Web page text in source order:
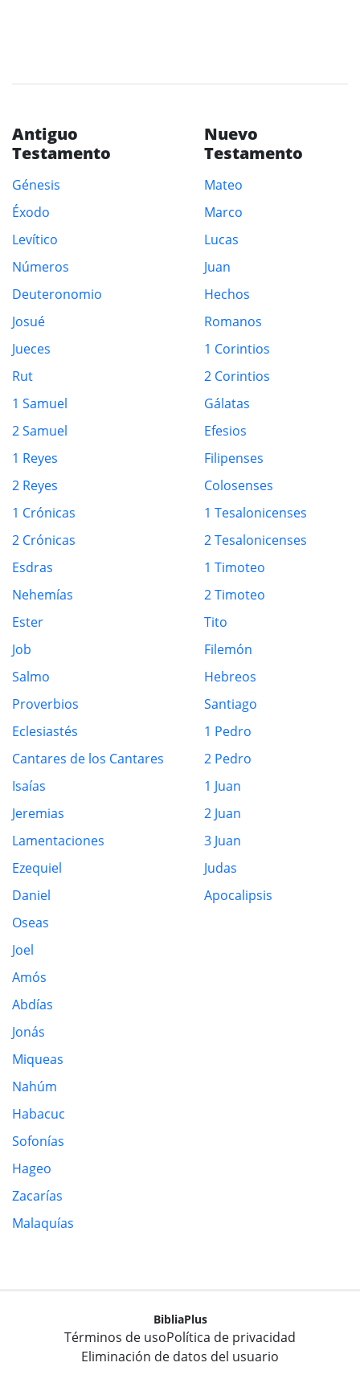
Antiguo
Testamento
Génesis
Éxodo
Levítico
Números
Deuteronomio
Josué
Jueces
Rut
1 Samuel
2 Samuel
1 Reyes
2 Reyes
1 Crónicas
2 Crónicas
Esdras
Nehemías
Ester
Job
Salmo
Proverbios
Eclesiastés
Cantares de los Cantares
Isaías
Jeremias
Lamentaciones
Ezequiel
Daniel
Oseas
Joel
Amós
Abdías
Jonás
Miqueas
Nahúm
Habacuc
Sofonías
Hageo
Zacarías
Malaquías
Nuevo
Testamento
Mateo
Marco
Lucas
Juan
Hechos
Romanos
1 Corintios
2 Corintios
Gálatas
Efesios
Filipenses
Colosenses
1 Tesalonicenses
2 Tesalonicenses
1 Timoteo
2 Timoteo
Tito
Filemón
Hebreos
Santiago
1 Pedro
2 Pedro
1 Juan
2 Juan
3 Juan
Judas
Apocalipsis
BibliaPlus
Términos de usoPolítica de privacidad
Eliminación de datos del usuario